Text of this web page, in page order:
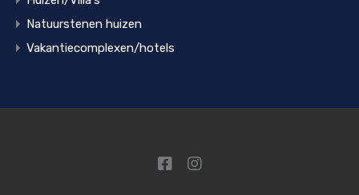
Natuurstenen huizen
Vakantiecomplexen/hotels